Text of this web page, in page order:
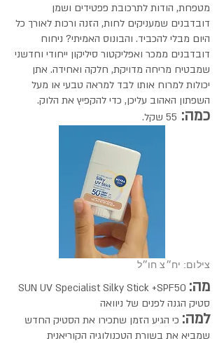
מטפחת, הודות לתרכובת פפטידים ושמן
דובדבנים שמעניקים לחות, הזנה ורכות לאורך כל
היום מבלי להכביד. והבונוס האמיתי? ניחוח
דובדבנים ממכר ואפליקטור סיליקון ייחודי וחדשני
שמבטיח מריחה מדויקת, חלקה ואחידה. אתן
יכולות למרוח אותו לבד למראה טבעי או מעל
השפתון האהוב עליכן, כדי להקפיץ את הלוק.
כמה: 55 שקל.
צילום: יח״צ חו״ל
מה: SUN UV Specialist Silky Stick +SPF50
סטיק הגנה לפנים של ניוואה
למה: כי הגיע הזמן שתכירו את הסטיק החדש
שמביא את בשורת הטכנולוגיה הקוריאנית